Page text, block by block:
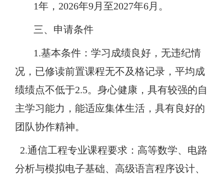
1年，2026年9月至2027年6月。
三、申请条件
1.基本条件：学习成绩良好，无违纪情
况，已修读前置课程无不及格记录，平均成
绩绩点不低于2.5。身心健康，具有较强的自
主学习能力，能适应集体生活，具有良好的
团队协作精神。
2.通信工程专业课程要求：高等数学、电路
分析与模拟电子基础、高级语言程序设计、